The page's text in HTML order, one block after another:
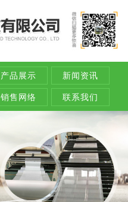
产品展示 新闻资讯
销售网络 联系我们